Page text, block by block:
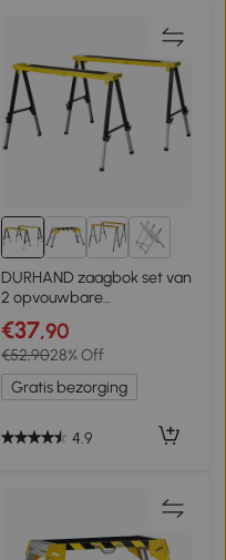
5+
DURHAND zaagbok set van
2 opvouwbare
werkbokken, antislip staal,
geel
€37,90
€52,9028% Off
Gratis bezorging
4.9